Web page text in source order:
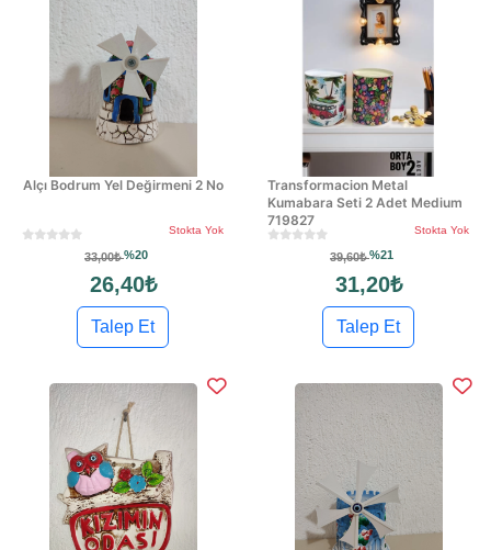
Alçı Bodrum Yel Değirmeni 2 No
Stokta Yok
33,00₺%20
26,40₺
Talep Et
Transformacion Metal
Kumabara Seti 2 Adet Medium
719827
Stokta Yok
39,60₺%21
31,20₺
Talep Et